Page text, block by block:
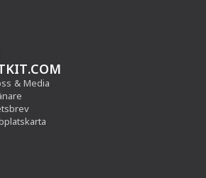
& Media